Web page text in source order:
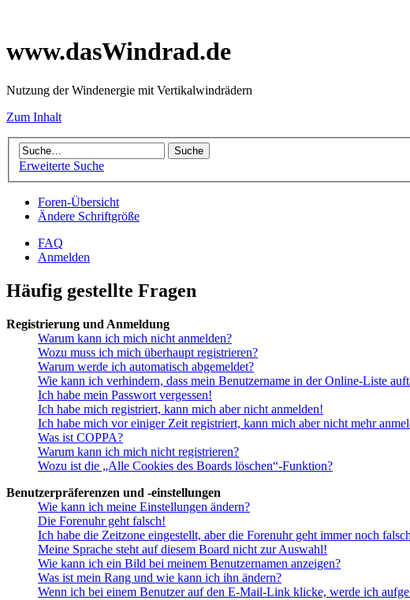
www.dasWindrad.de
Nutzung der Windenergie mit Vertikalwindrädern
Zum Inhalt
Erweiterte Suche
Foren-Übersicht
Ändere Schriftgröße
FAQ
Anmelden
Häufig gestellte Fragen
Registrierung und Anmeldung
Warum kann ich mich nicht anmelden?
Wozu muss ich mich überhaupt registrieren?
Warum werde ich automatisch abgemeldet?
Wie kann ich verhindern, dass mein Benutzername in der Online-Liste
Ich habe mein Passwort vergessen!
Ich habe mich registriert, kann mich aber nicht anmelden!
Ich habe mich vor einiger Zeit registriert, kann mich aber nicht mehr
Was ist COPPA?
Warum kann ich mich nicht registrieren?
Wozu ist die „Alle Cookies des Boards löschen“-Funktion?
Benutzerpräferenzen und -einstellungen
Wie kann ich meine Einstellungen ändern?
Die Forenuhr geht falsch!
Ich habe die Zeitzone eingestellt, aber die Forenuhr geht immer noch
Meine Sprache steht auf diesem Board nicht zur Auswahl!
Wie kann ich ein Bild bei meinem Benutzernamen anzeigen?
Was ist mein Rang und wie kann ich ihn ändern?
Wenn ich bei einem Benutzer auf den E-Mail-Link klicke, werde ich